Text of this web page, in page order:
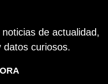
de actualidad,
datos curiosos.